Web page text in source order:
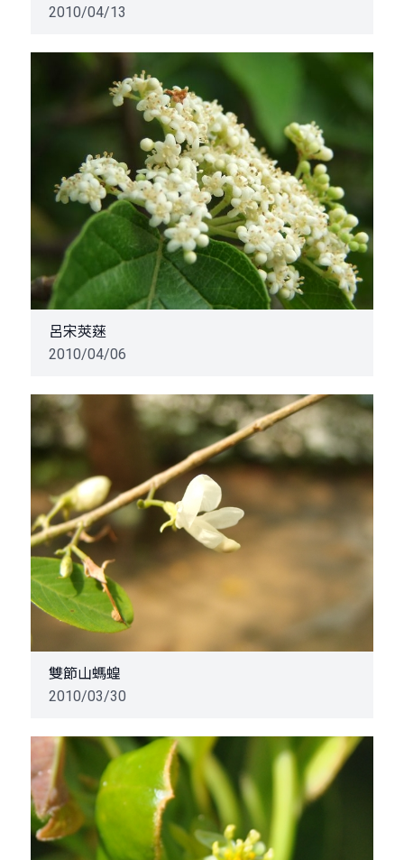
2010/04/13
呂宋莢蒾
2010/04/06
雙節山螞蝗
2010/03/30